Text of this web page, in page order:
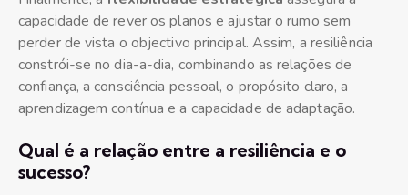
capacidade de rever os planos e ajustar o rumo sem
perder de vista o objectivo principal. Assim, a resiliência
constrói-se no dia-a-dia, combinando as relações de
confiança, a consciência pessoal, o propósito claro, a
aprendizagem contínua e a capacidade de adaptação.
Qual é a relação entre a resiliência e o
sucesso?